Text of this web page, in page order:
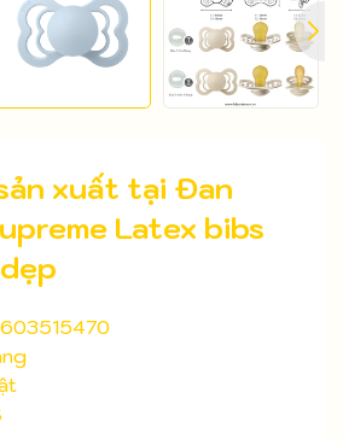
xuất tại Đan
Latex bibs